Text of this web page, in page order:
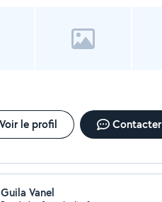
Voir le profil Contacter
Guila Vanel